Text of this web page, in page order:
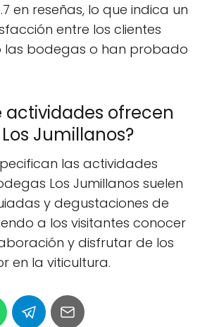
en reseñas, lo que indica un
entre los clientes
las bodegas o han probado
actividades ofrecen
Jumillanos?
las actividades
Los Jumillanos suelen
y degustaciones de
a los visitantes conocer
y disfrutar de los
en la viticultura.